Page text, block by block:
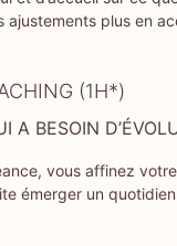
ajustements plus en
(1H*)
A BESOIN
vous affinez
émerger un